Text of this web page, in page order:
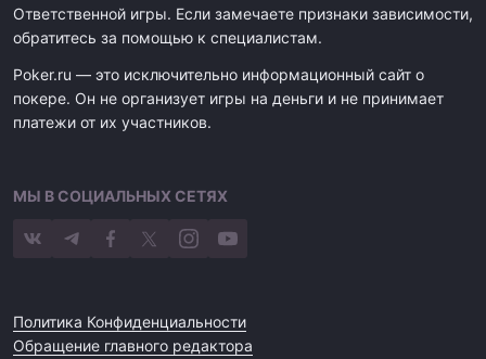
Ответственной игры. Если замечаете признаки зависимости,
обратитесь за помощью к специалистам.
Poker.ru — это исключительно информационный сайт о
покере. Он не организует игры на деньги и не принимает
платежи от их участников.
МЫ В СОЦИАЛЬНЫХ СЕТЯХ
Политика Конфиденциальности
Обращение главного редактора